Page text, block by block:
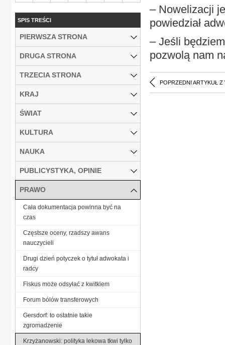
– Nowelizacji
powiedział
– Jeśli
pozwolą nam
POPRZEDNI ARTYKUŁ Z
SPIS TREŚCI
PIERWSZA STRONA
DRUGA STRONA
TRZECIA STRONA
KRAJ
ŚWIAT
KULTURA
NAUKA
PUBLICYSTYKA, OPINIE
PRAWO
Cała dokumentacja powinna być na
czas
Częstsze oceny, rzadszy awans
nauczycieli
Drugi dzień potyczek o tytuł adwokata i
radcy
Fiskus może odsyłać z kwitkiem
Forum bólów transferowych
Gersdorf: to ostatnie takie
zgromadzenie
Krzyżanowski: polityka lekowa tkwi tylko